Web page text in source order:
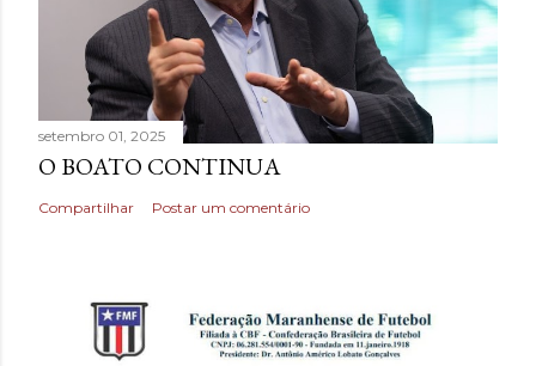
setembro 01, 2025
O BOATO CONTINUA
Compartilhar Postar um comentário